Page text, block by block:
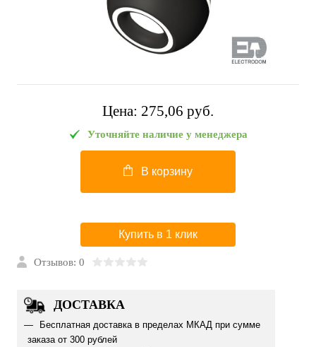
Цена: 275,06 pуб.
Уточняйте наличие у менеджера
В корзину
Купить в 1 клик
Отзывов: 0
ДОСТАВКА
Бесплатная доставка в пределах МКАД при сумме
заказа от 300 рублей